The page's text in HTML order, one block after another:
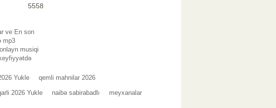
5558
ve En son
mp3
musiqi
Yukle qemli mahnilar 2026
2026 Yukle naibə sabirabadlı meyxanalar